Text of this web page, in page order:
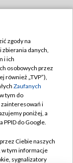
zgody na
danych,
i ich
osobowych przez
również „TVP”),
Zaufanych
tym do
i
poniżej, a
PPID do Google.
Ciebie naszych
w tym informacje
sygnalizatory